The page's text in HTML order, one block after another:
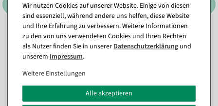
Deko Holz-Schlitten 62 cm
Sofort versandfähig.
77,29 €
Deko Holzschlitten mit
Aluminiumkufen 45 cm
29,95 EUR zzgl. ges. MwSt.
Wir nutzen Cookies auf unserer Website. Einige von diesen
sind essenziell, während andere uns helfen, diese Website
und Ihre Erfahrung zu verbessern. Weitere Informationen
zu den von uns verwendeten Cookies und Ihren Rechten
als Nutzer finden Sie in unsererDaten­schutz­erklärung und
unserem Impressum.
Weitere Einstellungen
Alle akzeptieren